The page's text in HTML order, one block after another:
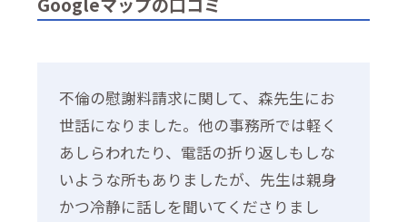
不倫の慰謝料請求に関して、森先生にお
世話になりました。他の事務所では軽く
あしらわれたり、電話の折り返しもしな
いような所もありましたが、先生は親身
かつ冷静に話しを聞いてくださりまし